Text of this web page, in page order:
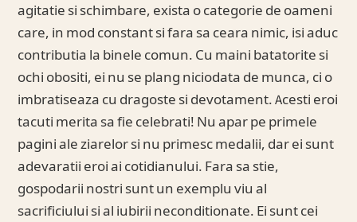
agitatie si schimbare, exista o categorie de oameni
care, in mod constant si fara sa ceara nimic, isi aduc
contributia la binele comun. Cu maini batatorite si
ochi obositi, ei nu se plang niciodata de munca, ci o
imbratiseaza cu dragoste si devotament. Acesti eroi
tacuti merita sa fie celebrati! Nu apar pe primele
pagini ale ziarelor si nu primesc medalii, dar ei sunt
adevaratii eroi ai cotidianului. Fara sa stie,
gospodarii nostri sunt un exemplu viu al
sacrificiului si al iubirii neconditionate. Ei sunt cei